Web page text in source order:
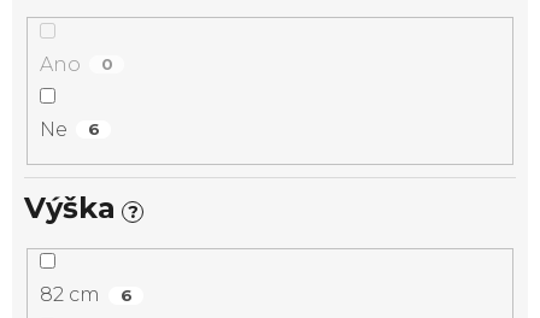
Ano 0
Ne 6
Výška ?
82 cm 6